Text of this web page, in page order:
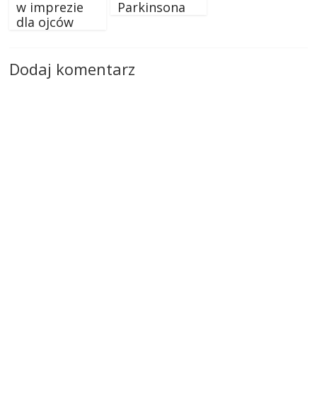
w imprezie
dla ojców
Parkinsona
Dodaj komentarz